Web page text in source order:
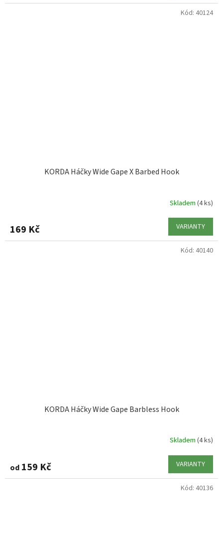
KORDA Háčky Wide Gape X Barbed Hook
Skladem (4 ks)
169 Kč VARIANTY
Kód: 40124
KORDA Háčky Wide Gape Barbless Hook
Skladem (4 ks)
od 159 Kč VARIANTY
Kód: 40140
Kód: 40136